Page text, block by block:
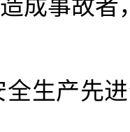
成事故者
生产先